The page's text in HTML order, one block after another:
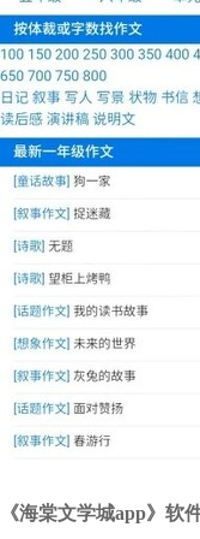
《海棠文学城app》软